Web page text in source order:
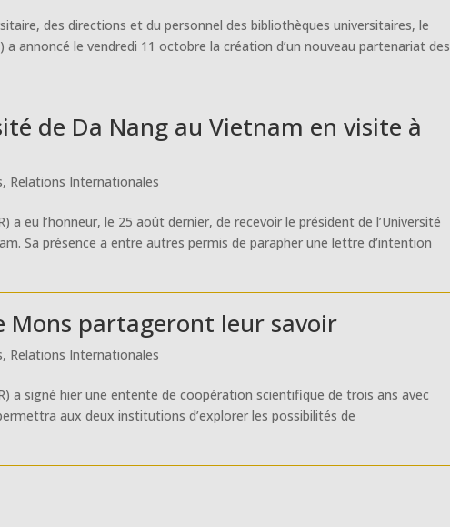
des directions et du personnel des bibliothèques universitaires, le
annoncé le vendredi 11 octobre la création d’un nouveau partenariat des
de Da Nang au Vietnam en visite à
, Relations Internationales
a eu l’honneur, le 25 août dernier, de recevoir le président de l’Université
Sa présence a entre autres permis de parapher une lettre d’intention
Mons partageront leur savoir
, Relations Internationales
a signé hier une entente de coopération scientifique de trois ans avec
aux deux institutions d’explorer les possibilités de